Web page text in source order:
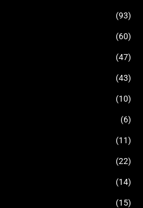
(93)
(60)
(47)
(43)
(10)
(6)
(11)
(22)
(14)
(15)